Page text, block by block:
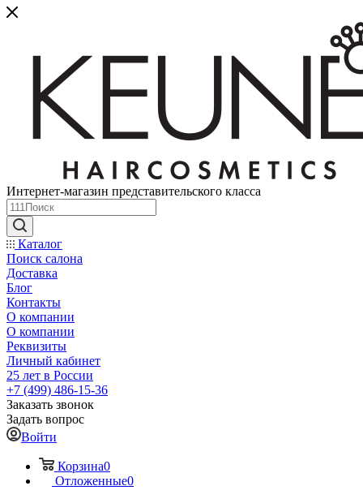
Интернет-магазин представительского класса
Каталог
Поиск салона
Доставка
Блог
Контакты
О компании
О компании
Реквизиты
Личный кабинет
25 лет в России
+7 (499) 486-15-36
Заказать звонок
Задать вопрос
Войти
Корзина0
Отложенные0